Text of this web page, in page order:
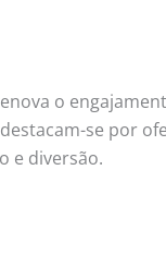
o
se por
e diversão.